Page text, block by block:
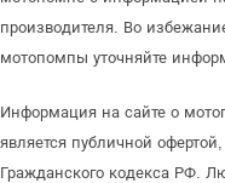
производителя. Во
мотопомпы уточняйте
Информация на сайте о
является публичной
Гражданского кодекса РФ.